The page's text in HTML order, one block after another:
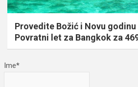
Provedite Božić i Novu godinu
Povratni let za Bangkok za
Ime*